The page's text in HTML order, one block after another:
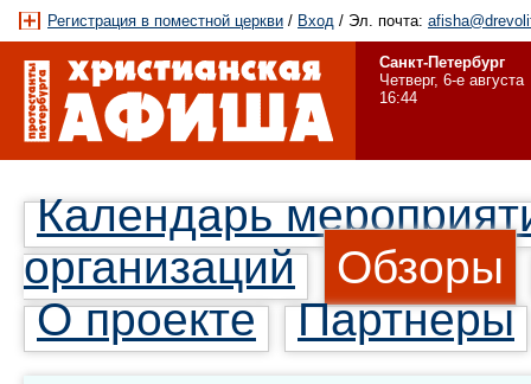
Регистрация в поместной церкви / Вход / Эл. почта:
Санкт-Петербург
Четверг, 6-е августа
16:44
Календарь
организаций
Обзоры
О проекте
Партнеры